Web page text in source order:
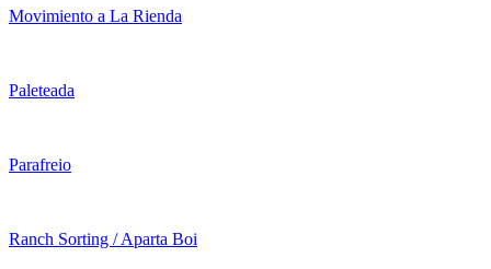
Movimiento a La Rienda
Paleteada
Parafreio
Ranch Sorting / Aparta Boi